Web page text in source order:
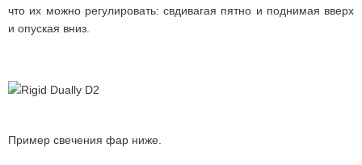
что их можно регулировать: свдивагая пятно и поднимая вверх
и опуская вниз.
Пример свечения фар ниже.